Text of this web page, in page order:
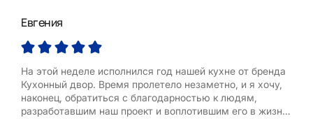
Евгения
На этой неделе исполнился год нашей кухне от бренда
Кухонный двор. Время пролетело незаметно, и я хочу,
наконец, обратиться с благодарностью к людям,
разработавшим наш проект и воплотившим его в жизнь